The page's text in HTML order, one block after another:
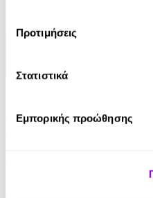
Προτιμήσεις
Στατιστικά
Εμπορικής προώθησης
Ταξίδια στη